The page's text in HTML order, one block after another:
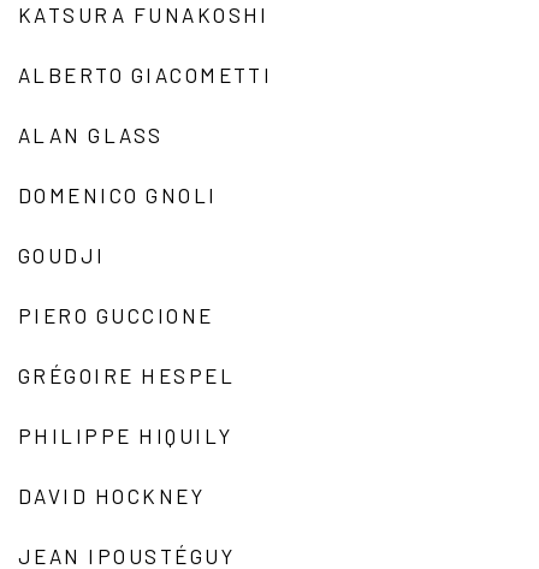
KATSURA FUNAKOSHI
ALBERTO GIACOMETTI
ALAN GLASS
DOMENICO GNOLI
GOUDJI
PIERO GUCCIONE
GRÉGOIRE HESPEL
PHILIPPE HIQUILY
DAVID HOCKNEY
JEAN IPOUSTÉGUY